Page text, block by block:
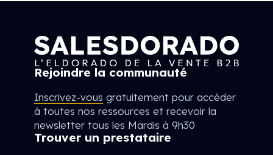
Rejoindre la communauté
Inscrivez-vous gratuitement pour accéder
à toutes nos ressources et recevoir la
newsletter tous les Mardis à 9h30
Trouver un prestataire